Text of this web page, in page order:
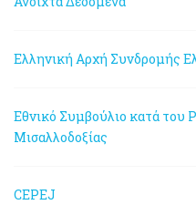
Ελληνική Αρχή Συνδρομής
Εθνικό Συμβούλιο κατά του
Μισαλλοδοξίας
CEPEJ